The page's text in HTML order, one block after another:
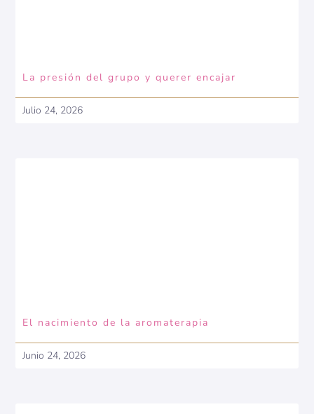
La presión del grupo y querer encajar
Julio 24, 2026
El nacimiento de la aromaterapia
Junio 24, 2026